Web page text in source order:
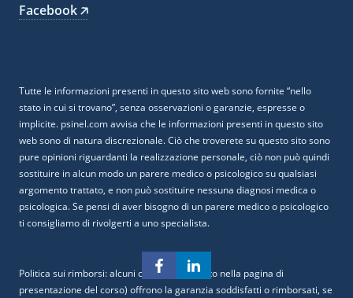
Facebook 🡥
Tutte le informazioni presenti in questo sito web sono fornite “nello
stato in cui si trovano”, senza osservazioni o garanzie, espresse o
implicite. psinel.com avvisa che le informazioni presenti in questo sito
web sono di natura discrezionale. Ciò che troverete su questo sito sono
pure opinioni riguardanti la realizzazione personale, ciò non può quindi
sostituire in alcun modo un parere medico o psicologico su qualsiasi
argomento trattato, e non può sostituire nessuna diagnosi medica o
psicologica. Se pensi di aver bisogno di un parere medico o psicologico
ti consigliamo di rivolgerti a uno specialista.
Politica sui rimborsi: alcuni corsi (ove indicato nella pagina di
presentazione del corso) offrono la garanzia soddisfatti o rimborsati, se